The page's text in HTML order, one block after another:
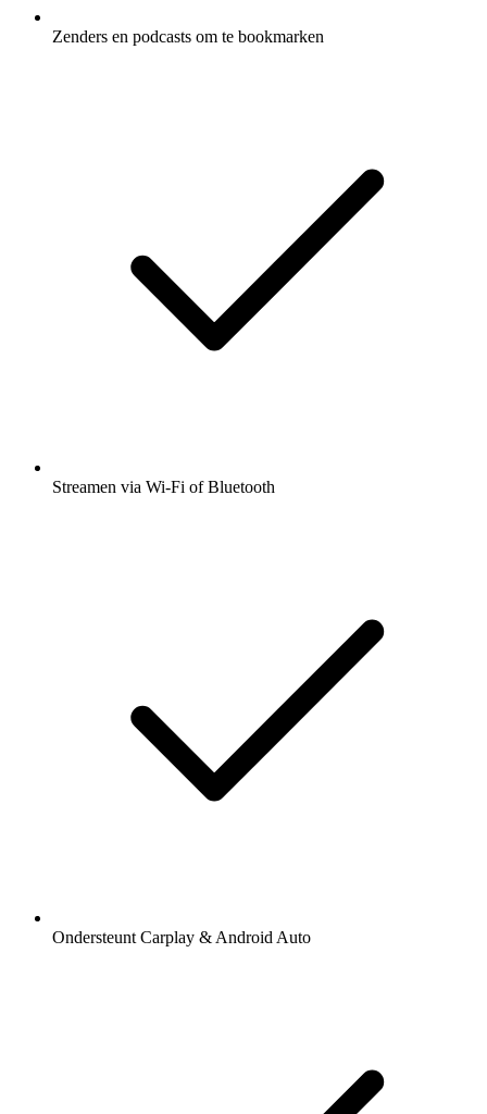
Zenders en podcasts om te bookmarken
Streamen via Wi-Fi of Bluetooth
Ondersteunt Carplay & Android Auto